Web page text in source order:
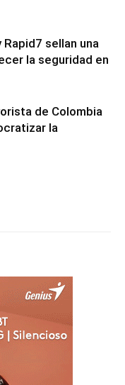
sellan una
la seguridad en
de Colombia
la